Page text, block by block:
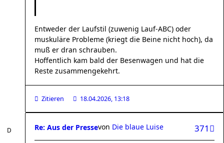
Entweder der Laufstil (zuwenig Lauf-ABC) oder
muskuläre Probleme (kriegt die Beine nicht hoch), da
muß er dran schrauben.
Hoffentlich kam bald der Besenwagen und hat die
Reste zusammengekehrt.
Zitieren 18.04.2026, 13:18
Re: Aus der Presse 371
von Die blaue Luise